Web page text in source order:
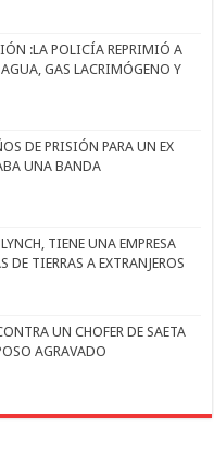
:LA POLICÍA REPRIMIÓ A
GAS LACRIMÓGENO Y
DE PRISIÓN PARA UN EX
UNA BANDA
TIENE UNA EMPRESA
DE TIERRAS A EXTRANJEROS
UN CHOFER DE SAETA
AGRAVADO